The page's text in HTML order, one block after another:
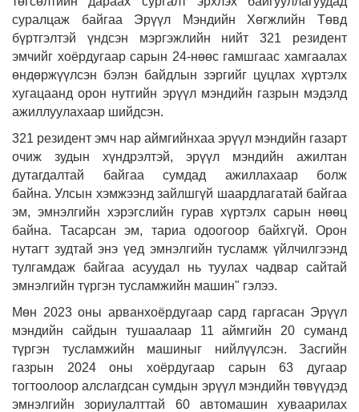
суралцаж байгаа Эрүүл Мэндийн Хөгжлийн Төвд
бүртгэлтэй үндсэн мэргэжлийн нийт 321 резидент
эмчийг хоёрдугаар сарын 24-нөөс гамшгаас хамгаалах
өндөржүүлсэн бэлэн байдлын зэргийг цуцлах хүртэлх
хугацаанд орон нутгийн эрүүл мэндийн газрын мэдэлд
ажиллуулахаар шийдсэн.
321 резидент эмч нар аймгийнхаа эрүүл мэндийн газарт
очиж зудын хүндрэлтэй, эрүүл мэндийн ажилтан
дутагдалтай байгаа сумдад ажиллахаар болж
байна.Улсын хэмжээнд зайлшгүй шаардлагатай байгаа
эм, эмнэлгийн хэрэгслийн гурав хүртэлх сарын нөөц
байна. Тасарсан эм, тариа одоогоор байхгүй. Орон
нутагт зудтай энэ үед эмнэлгийн тусламж үйлчилгээнд
тулгамдаж байгаа асуудал нь туулах чадвар сайтай
эмнэлгийн түргэн тусламжийн машин" гэлээ.
Мөн 2023 оны арванхоёрдугаар сард гаргасан Эрүүл
мэндийн сайдын тушаалаар 11 аймгийн 20 суманд
түргэн тусламжийн машиныг нийлүүлсэн. Засгийн
газрын 2024 оны хоёрдугаар сарын 63 дугаар
тогтоолоор алслагдсан сумдын эрүүл мэндийн төвүүдэд
эмнэлгийн зориулалттай 60 автомашин хуваарилах